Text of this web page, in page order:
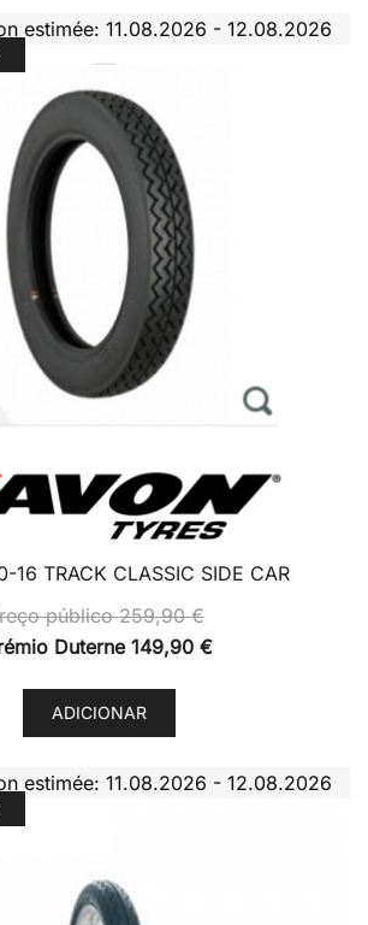
estimée: 11.08.2026 - 12.08.2026
16 TRACK CLASSIC SIDE CAR
público259,90€
Duterne 149,90 €
ADICIONAR
estimée: 11.08.2026 - 12.08.2026